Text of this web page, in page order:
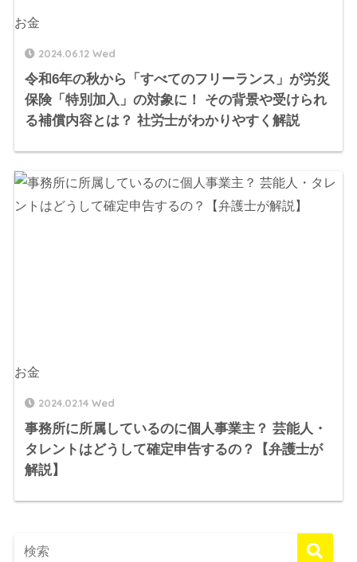
お金
2024.06.12 Wed
令和6年の秋から「すべてのフリーランス」が労災
保険「特別加入」の対象に！ その背景や受けられ
る補償内容とは？ 社労士がわかりやすく解説
お金
2024.02.14 Wed
事務所に所属しているのに個人事業主？ 芸能人・
タレントはどうして確定申告するの？【弁護士が
解説】